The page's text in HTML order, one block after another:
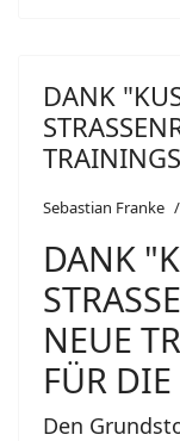
DANK
Sebastian Franke
DANK
NEUE
FÜR DIE
Den